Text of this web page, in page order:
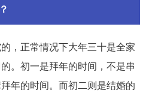
？
，正常情况下大年三十是全家
。初一是拜年的时间，不是串
年的时间。而初二则是结婚的